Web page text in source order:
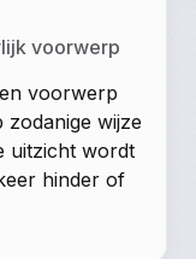
voorwerp
voorwerp
wijze
uitzicht wordt
hinder of